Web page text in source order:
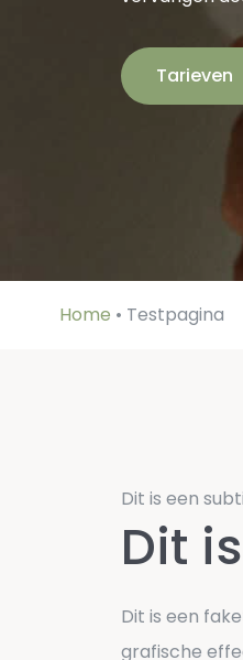
Tarieven
Home • Testpagina
Dit is een
Dit
Dit is een
grafische